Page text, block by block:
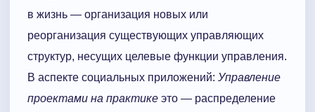
в жизнь — организация новых или
реорганизация существующих уп­ра­вляющих
структур, несущих це­ле­вые функции управления.
В аспекте социальных приложений: Управление
проектами на практике это — распределение